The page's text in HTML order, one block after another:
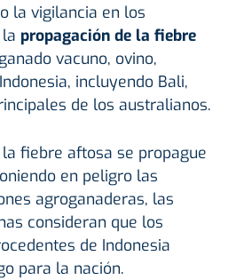
la vigilancia en los
propagación de la fiebre
vacuno, ovino,
incluyendo Bali,
de los australianos.
fiebre aftosa se propague
en peligro las
agroganaderas, las
consideran que los
de Indonesia
para la nación.